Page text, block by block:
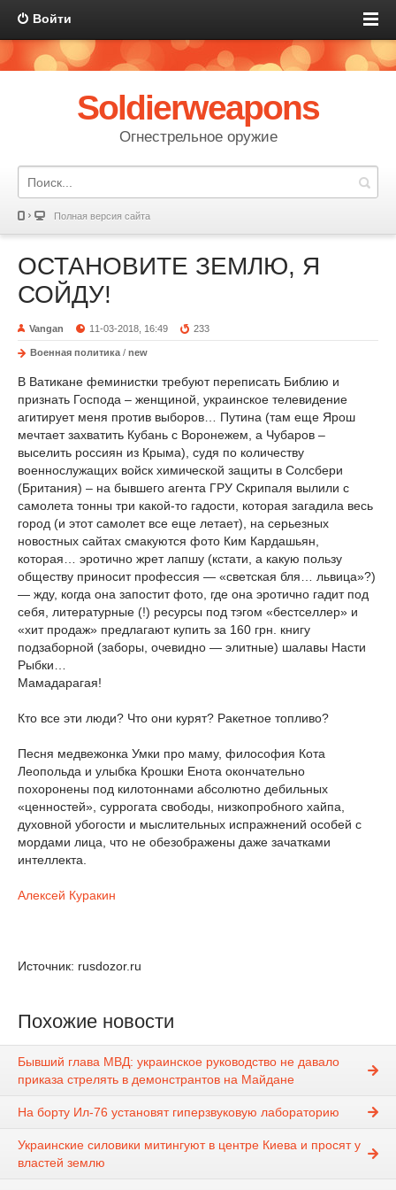
Войти
Soldierweapons
Огнестрельное оружие
Полная версия сайта
ОСТАНОВИТЕ ЗЕМЛЮ, Я
СОЙДУ!
Vangan 11-03-2018, 16:49 233
Военная политика / new
В Ватикане феминистки требуют переписать Библию и
признать Господа – женщиной, украинское телевидение
агитирует меня против выборов… Путина (там еще Ярош
мечтает захватить Кубань с Воронежем, а Чубаров –
выселить россиян из Крыма), судя по количеству
военнослужащих войск химической защиты в Солсбери
(Британия) – на бывшего агента ГРУ Скрипаля вылили с
самолета тонны три какой-то гадости, которая загадила весь
город (и этот самолет все еще летает), на серьезных
новостных сайтах смакуются фото Ким Кардашьян,
которая… эротично жрет лапшу (кстати, а какую пользу
обществу приносит профессия — «светская бля… львица»?)
— жду, когда она запостит фото, где она эротично гадит под
себя, литературные (!) ресурсы под тэгом «бестселлер» и
«хит продаж» предлагают купить за 160 грн. книгу
подзаборной (заборы, очевидно — элитные) шалавы Насти
Рыбки…
Мамадарагая!
Кто все эти люди? Что они курят? Ракетное топливо?
Песня медвежонка Умки про маму, философия Кота
Леопольда и улыбка Крошки Енота окончательно
похоронены под килотоннами абсолютно дебильных
«ценностей», суррогата свободы, низкопробного хайпа,
духовной убогости и мыслительных испражнений особей с
мордами лица, что не обезображены даже зачатками
интеллекта.
Алексей Куракин
Источник: rusdozor.ru
Похожие новости
Бывший глава МВД: украинское руководство не давало
приказа стрелять в демонстрантов на Майдане
На борту Ил-76 установят гиперзвуковую лабораторию
Украинские силовики митингуют в центре Киева и просят у
властей землю